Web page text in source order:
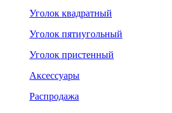
Уголок квадратный
Уголок пятиугольный
Уголок пристенный
Аксессуары
Распродажа